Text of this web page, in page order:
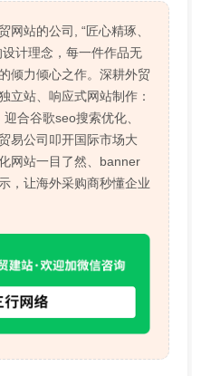
网站的公司, “匠心精琢、
计理念，每一件作品无
倾力倾心之作。深耕外贸
立站、响应式网站制作：
合谷歌seo搜索优化、
易公司叩开国际市场大
网站一目了然、banner
，让海外采购商秒懂企业